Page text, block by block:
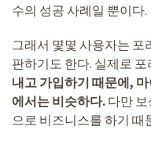
수의 성공 사례일 뿐이다.
그래서 몇몇 사용자는 포
판하기도 한다. 실제로 포
내고 가입하기 때문에,
에서는 비슷하다. 다만
으로 비즈니스를 하기 때